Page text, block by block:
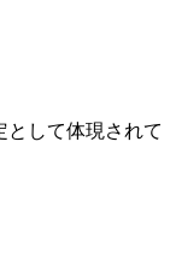
として体現されて